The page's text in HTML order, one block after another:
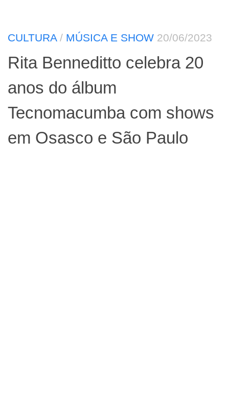
CULTURA / MÚSICA E SHOW 20/06/2023
Rita Benneditto celebra 20
anos do álbum
Tecnomacumba com shows
em Osasco e São Paulo